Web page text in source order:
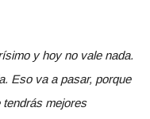
y hoy no vale nada.
Eso va a pasar, porque
mejores